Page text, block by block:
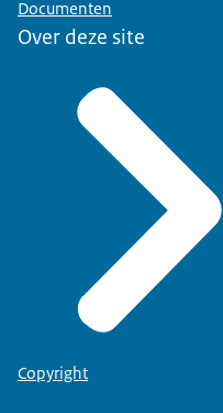
Documenten
Over deze site
Copyright